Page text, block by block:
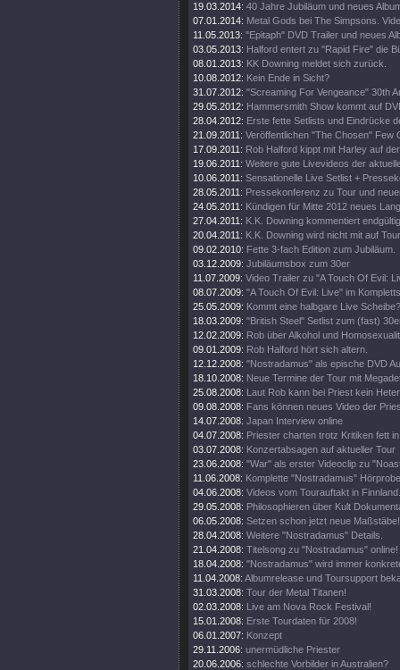
19.03.2014: 40 Jahre Jubiläum und neues
07.01.2014: Metal Gods bei The Simpsons.
11.05.2013: "Epitaph" DVD Trailer und neues
03.05.2013: Halford entert zu "Rapid Fire" die
08.01.2013: KK Downing meldet sich zurück.
10.08.2012: Kein Ende in Sicht?
31.07.2012: "Screaming For Vengeance" 30th
29.05.2012: Hammersmith Show kommt auf
28.04.2012: Erste fette Setlists und Eindrücke
21.09.2011: Veröffentlichen "The Chosen" Few
17.09.2011: Rob Halford kippt mit Harley auf
19.06.2011: Weitere gute Livevideos der
10.06.2011: Sensationelle Live Setlist +
28.05.2011: Pressekonferenz zu Tour und
24.05.2011: Kündigen für Mitte 2012 neues
27.04.2011: K.K. Downing kommentiert
20.04.2011: K.K. Downing wird nicht mit auf
09.02.2010: Fette 3-fach Edition zum Jubiläum.
03.12.2009: Jubiläumsbox zum 30er
11.07.2009: Video Trailer zu "A Touch Of Evil:
08.07.2009: "A Touch Of Evil: Live" im
25.05.2009: Kommt eine halbgare Live Scheibe?
18.03.2009: "British Steel" Setlist zum (fast)
12.02.2009: Rob über Alkohol und
09.01.2009: Rob Halford hört sich altern.
12.12.2008: "Nostradamus" als epische DVD
18.10.2008: Neue Termine der Tour mit
25.08.2008: Laut Rob kann bei Priest kein
09.08.2008: Fans können neues Video der
14.07.2008: Japan Interview online
04.07.2008: Priester charten trotz Kritiken fett
03.07.2008: Konzertabsagen auf aktueller Tour
23.06.2008: "War" als erster Videoclip zu
11.06.2008: Komplette "Nostradamus"
04.06.2008: Videos vom Tourauftakt in Finnland.
29.05.2008: Philosophieren über Kult
06.05.2008: Setzen schon jetzt neue Maßstäbe!
28.04.2008: Weitere "Nostradamus" Details.
21.04.2008: Titelsong zu "Nostradamus" online!
18.04.2008: "Nostradamus" wird immer
11.04.2008: Albumrelease und Toursupport
31.03.2008: Tour der Metal Titanen!
02.03.2008: Live am Nova Rock Festival!
15.01.2008: Erste Tourdaten für 2008!
06.01.2007: Konzept
29.11.2006: unermüdliche Priester
20.06.2006: schlechte Vorbilder in Australien?